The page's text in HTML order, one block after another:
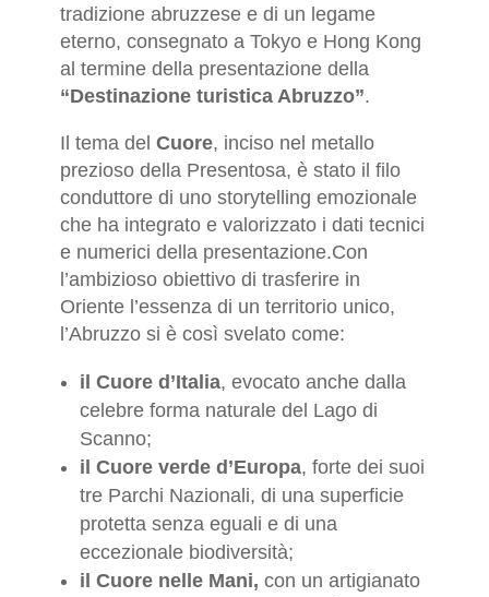
tradizione abruzzese e di un legame
eterno, consegnato a Tokyo e Hong Kong
al termine della presentazione della
“Destinazione turistica Abruzzo”.
Il tema del Cuore, inciso nel metallo
prezioso della Presentosa, è stato il filo
conduttore di uno storytelling emozionale
che ha integrato e valorizzato i dati tecnici
e numerici della presentazione.Con
l’ambizioso obiettivo di trasferire in
Oriente l’essenza di un territorio unico,
l’Abruzzo si è così svelato come:
il Cuore d’Italia, evocato anche dalla
celebre forma naturale del Lago di
Scanno;
il Cuore verde d’Europa, forte dei suoi
tre Parchi Nazionali, di una superficie
protetta senza eguali e di una
eccezionale biodiversità;
il Cuore nelle Mani, con un artigianato